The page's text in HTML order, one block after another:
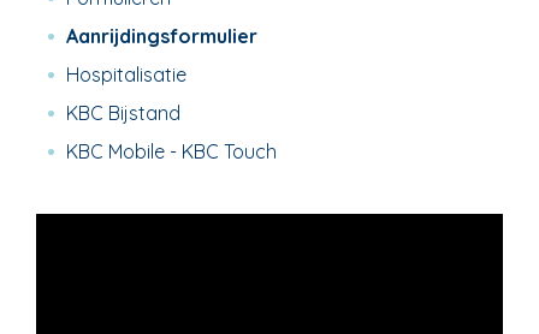
Aanrijdingsformulier
Hospitalisatie
KBC Bijstand
KBC Mobile - KBC Touch